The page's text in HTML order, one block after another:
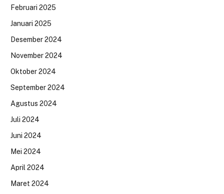
Februari 2025
Januari 2025
Desember 2024
November 2024
Oktober 2024
September 2024
Agustus 2024
Juli 2024
Juni 2024
Mei 2024
April 2024
Maret 2024